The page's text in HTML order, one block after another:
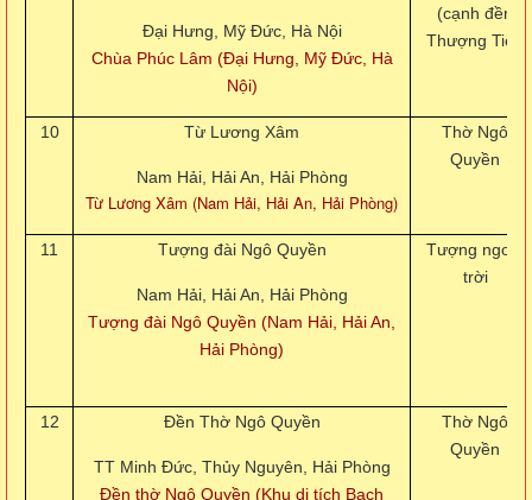
Đại Hưng, Mỹ Đức, Hà Nội
Chùa Phúc Lâm (Đại Hưng, Mỹ Đức, Hà
Nội)
(cạnh đền
Thượng Tiết)
10 Từ Lương Xâm
Nam Hải, Hải An, Hải Phòng
Từ Lương Xâm (Nam Hải, Hải An, Hải Phòng)
Thờ Ngô
Quyền
11 Tượng đài Ngô Quyền
Nam Hải, Hải An, Hải Phòng
Tượng đài Ngô Quyền (Nam Hải, Hải An,
Hải Phòng)
Tượng ngoài
trời
12 Đền Thờ Ngô Quyền
TT Minh Đức, Thủy Nguyên, Hải Phòng
Đền thờ Ngô Quyền (Khu di tích Bạch
Thờ Ngô
Quyền